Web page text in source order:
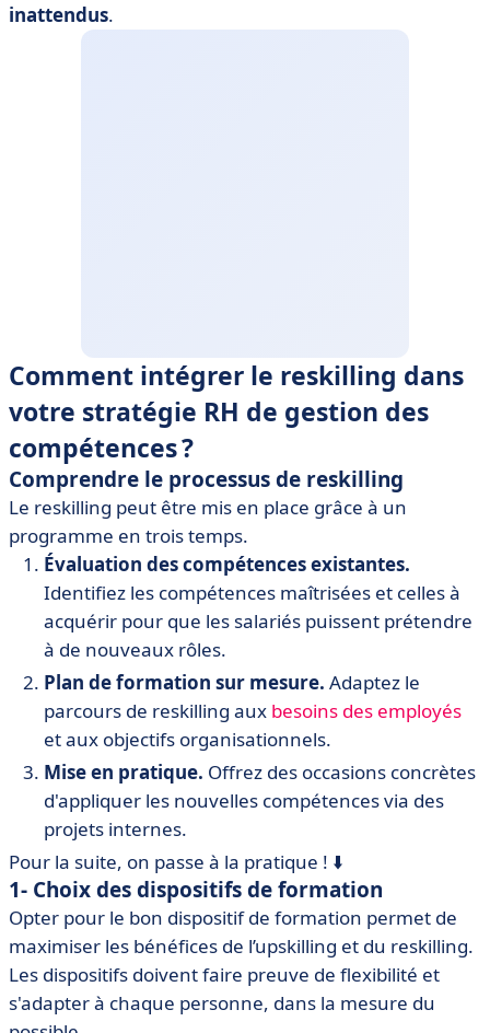
inattendus.
Comment intégrer le reskilling dans
votre stratégie RH de gestion des
compétences ?
Comprendre le processus de reskilling
Le reskilling peut être mis en place grâce à un
programme en trois temps.
Évaluation des compétences existantes.
Identifiez les compétences maîtrisées et celles à
acquérir pour que les salariés puissent prétendre
à de nouveaux rôles.
Plan de formation sur mesure. Adaptez le
parcours de reskilling aux besoins des employés
et aux objectifs organisationnels.
Mise en pratique. Offrez des occasions concrètes
d'appliquer les nouvelles compétences via des
projets internes.
Pour la suite, on passe à la pratique ! ⬇️
1- Choix des dispositifs de formation
Opter pour le bon dispositif de formation permet de
maximiser les bénéfices de l’upskilling et du reskilling.
Les dispositifs doivent faire preuve de flexibilité et
s'adapter à chaque personne, dans la mesure du